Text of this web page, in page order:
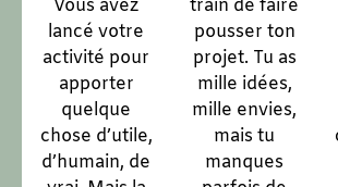
Vous avez
lancé votre
activité pour
apporter
quelque
chose d’utile,
d’humain, de
train de faire
pousser ton
projet. Tu as
mille idées,
mille envies,
mais tu
manques